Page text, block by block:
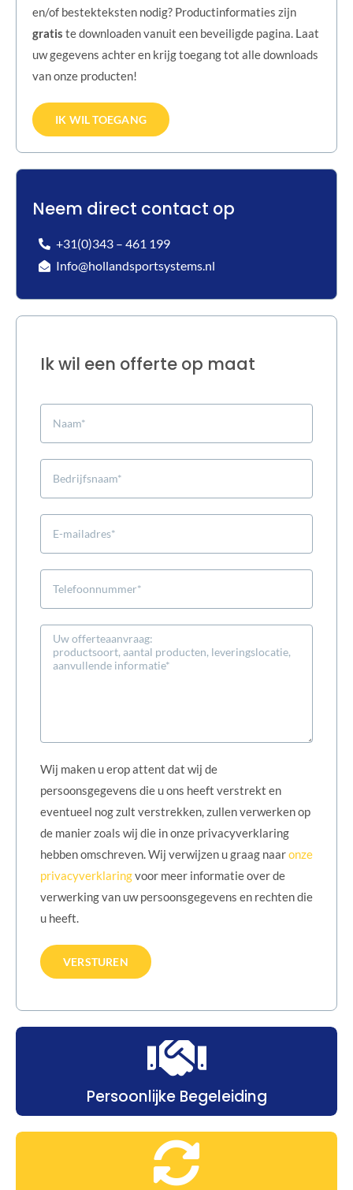
en/of bestekteksten nodig? Productinformaties zijn
gratis te downloaden vanuit een beveiligde pagina. Laat
uw gegevens achter en krijg toegang tot alle downloads
van onze producten!
IK WIL TOEGANG
Neem direct contact op
+31(0)343 – 461 199
Info@hollandsportsystems.nl
Ik wil een offerte op maat
Wij maken u erop attent dat wij de
persoonsgegevens die u ons heeft verstrekt en
eventueel nog zult verstrekken, zullen verwerken op
de manier zoals wij die in onze privacyverklaring
hebben omschreven. Wij verwijzen u graag naaronze
privacyverklaringvoor meer informatie over de
verwerking van uw persoonsgegevens en rechten die
u heeft.
Persoonlijke Begeleiding